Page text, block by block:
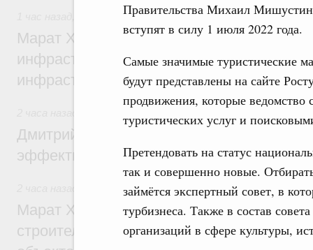
Правительства Михаил
вступят в силу 1 июля 2022 года.
Самые значимые туристические
будут представлены на сайте
продвижения, которые ведомство
туристических услуг и
Претендовать на статус
так и совершенно новые.
займётся экспертный совет, в
турбизнеса. Также в состав
организаций в сфере культуры,
Бюджеты субъектов Федерации.
Марат Хуснуллин: 15 объектов
инфраструктуры построили и обновили
инфраструктурным кредитам
Дмитрий Патрушев: Синхронизация
эффективность поддержки сельских
Экономика городов. Городская среда
Марат Хуснуллин: «Единый заказчик»
строительство и реконструкцию более